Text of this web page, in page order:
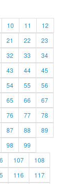
10 11
12
21 22
23
32 33
34
43 44
45
54 55
56
65 66
67
76 77
78
87 88
89
98
99
107
108
116
117